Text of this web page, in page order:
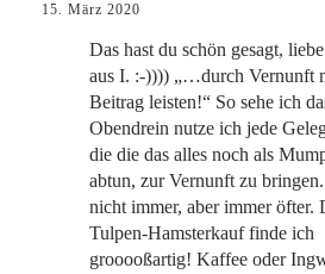
15. März 2020
Das hast du schön gesagt,
aus I. :-)))) „…durch Vernunft
Beitrag leisten!“ So sehe ich
Obendrein nutze ich jede
die die das alles noch als
abtun, zur Vernunft zu
nicht immer, aber immer öfter.
Tulpen-Hamsterkauf finde ich
grooooßartig! Kaffee oder